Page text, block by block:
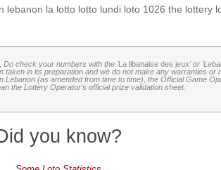
lebanon la lotto lotto lundi loto 1026 the lottery
Do check your numbers with the 'La libanaise des jeux' or
in its preparation and we do not make any warranties
(as amended from time to time), the Official Game
the Lottery Operator’s official prize validation sheet.
you know?